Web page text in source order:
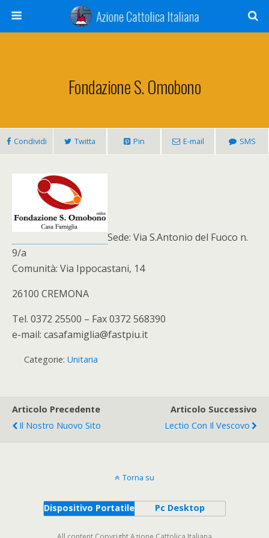
Fondazione S. Omobono
Condividi Twitta Pin E-mail SMS
Sede: Via S.Antonio del Fuoco n.
9/a
Comunità: Via Ippocastani, 14
26100 CREMONA
Tel. 0372 25500 – Fax 0372 568390
e-mail: casafamiglia@fastpiu.it
Categorie: Unitaria
Articolo Precedente
Il Nostro Nuovo Sito
Articolo Successivo
Lectio Con Il Vescovo
Torna su
Dispositivo Portatile Pc Desktop